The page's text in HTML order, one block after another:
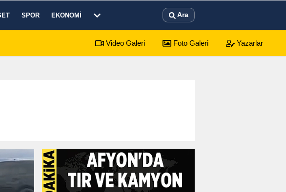
SPOR EKONOMI Ara
Dinar'da beş gün sürecek festival programı açıklandı
Video Galeri Foto Galeri Yazarlar